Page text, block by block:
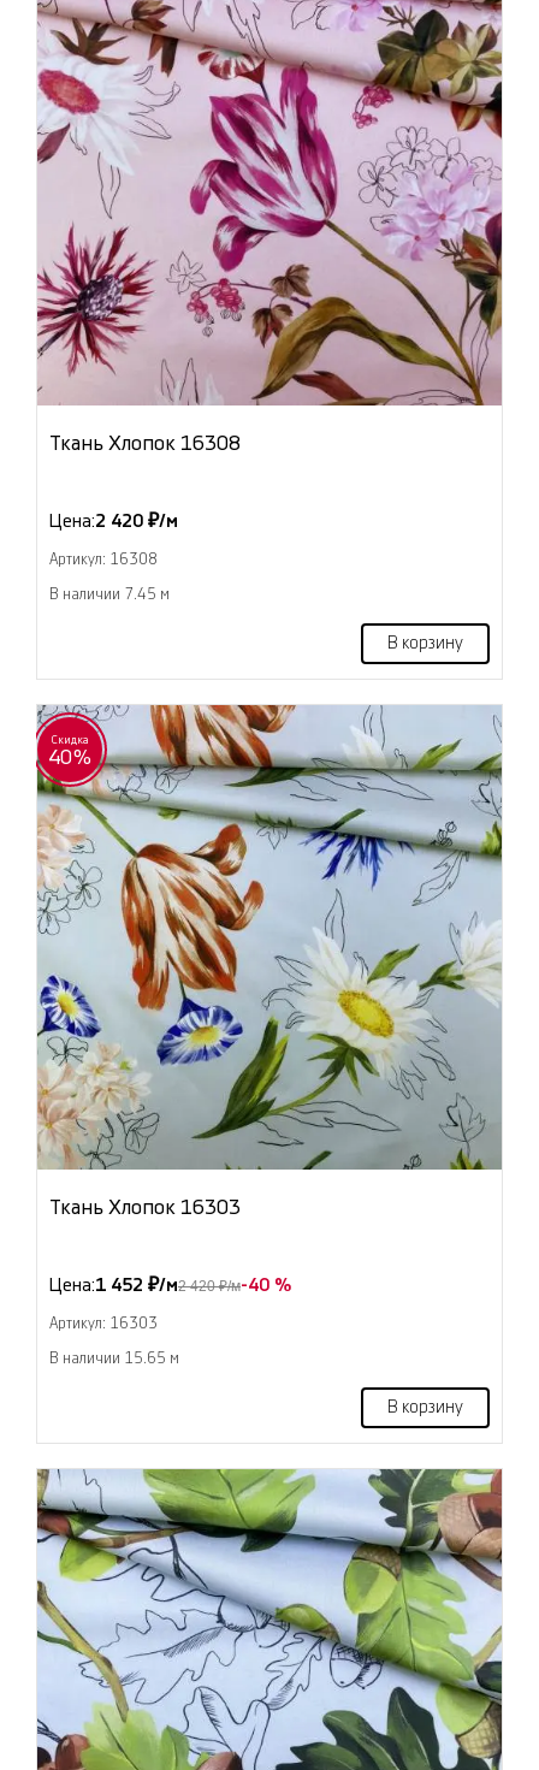
Ткань Хлопок 16308
Цена:2 420 ₽/м
Артикул: 16308
В наличии 7.45 м
В корзину
Скидка
40%
Ткань Хлопок 16303
Цена:1 452 ₽/м2 420 ₽/м-40 %
Артикул: 16303
В наличии 15.65 м
В корзину